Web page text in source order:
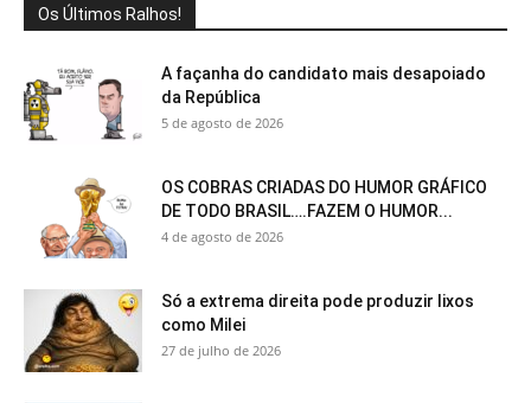
Os Últimos Ralhos!
A façanha do candidato mais desapoiado
da República
5 de agosto de 2026
OS COBRAS CRIADAS DO HUMOR GRÁFICO
DE TODO BRASIL….FAZEM O HUMOR...
4 de agosto de 2026
Só a extrema direita pode produzir lixos
como Milei
27 de julho de 2026